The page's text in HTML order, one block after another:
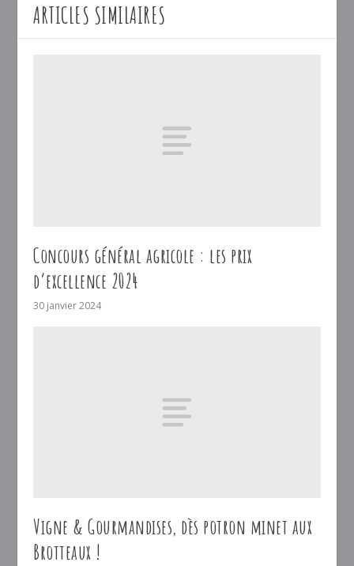
ARTICLES SIMILAIRES
Concours général agricole : les prix
d’excellence 2024
30 janvier 2024
Vigne & Gourmandises, dès potron minet aux
Brotteaux !